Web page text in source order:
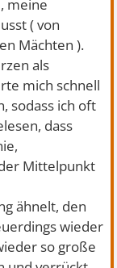
meine
( von
Mächten ).
als
mich schnell
sodass ich oft
dass
Mittelpunkt
ähnelt, den
wieder
so große